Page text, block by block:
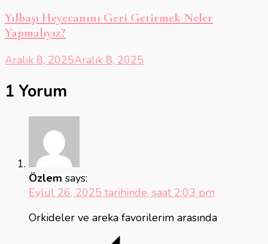
Yılbaşı Heyecanını Geri Getirmek Neler
Yapmalıyız?
Aralık 8, 2025Aralık 8, 2025
1 Yorum
Özlem says:
Eylül 26, 2025 tarihinde, saat 2:03 pm
Orkideler ve areka favorilerim arasında